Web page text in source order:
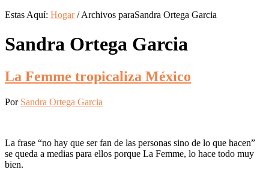
Estas Aquí: Hogar /Archivos paraSandra Ortega Garcia
Sandra Ortega Garcia
La Femme tropicaliza México
Por Sandra Ortega Garcia
La frase “no hay que ser fan de las personas sino de lo que hacen”
se queda a medias para ellos porque La Femme, lo hace todo muy
bien.